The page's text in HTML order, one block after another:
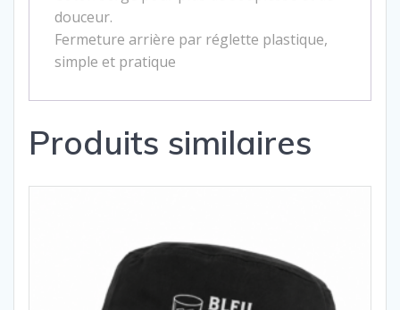
douceur.
Fermeture arrière par réglette plastique,
simple et pratique
Produits similaires